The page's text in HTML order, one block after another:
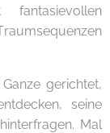
gerichtet,
seine
Mal